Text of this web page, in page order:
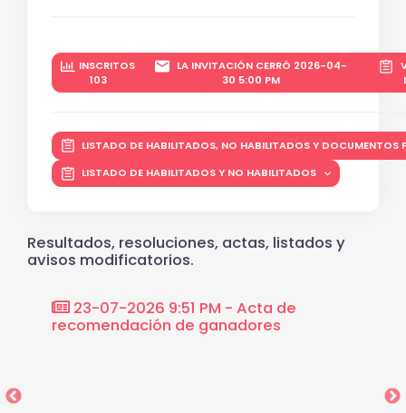
INSCRITOS
103
LA INVITACIÓN CERRÓ 2026-04-
30 5:00 PM
LISTADO DE HABILITADOS, NO HABILITADOS Y DOCUMENTOS
LISTADO DE HABILITADOS Y NO HABILITADOS
Resultados, resoluciones, actas, listados y
avisos modificatorios.
23-07-2026 9:51 PM - Acta de
recomendación de ganadores